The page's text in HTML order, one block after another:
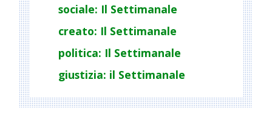
sociale: Il Settimanale
creato: Il Settimanale
politica: Il Settimanale
giustizia: il Settimanale